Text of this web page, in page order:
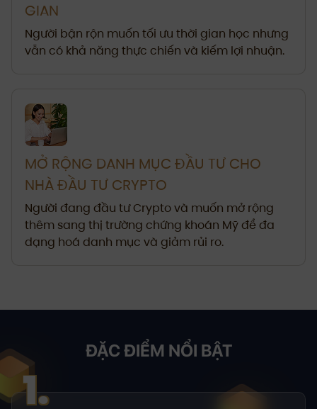
GIAN
Người bận rộn muốn tối ưu thời gian học nhưng
vẫn có khả năng thực chiến và kiếm lợi nhuận.
MỞ RỘNG DANH MỤC ĐẦU TƯ CHO
NHÀ ĐẦU TƯ CRYPTO
Người đang đầu tư Crypto và muốn mở rộng
thêm sang thị trường chứng khoán Mỹ để đa
dạng hoá danh mục và giảm rủi ro.
ĐẶC ĐIỂM NỔI BẬT
1.